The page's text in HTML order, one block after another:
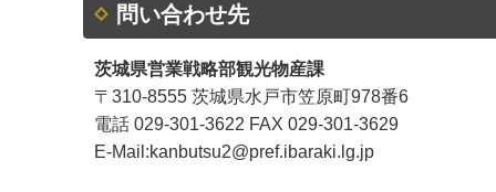
問い合わせ先
茨城県営業戦略部観光物産課
〒310-8555 茨城県水戸市笠原町978番6
電話 029-301-3622 FAX 029-301-3629
E-Mail:kanbutsu2@pref.ibaraki.lg.jp